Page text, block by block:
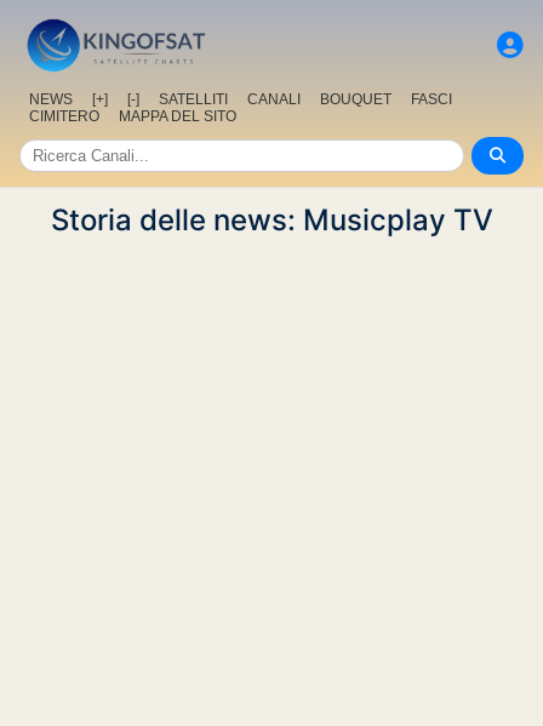
NEWS [+] [-] SATELLITI CANALI BOUQUET
FASCI
CIMITERO
MAPPA DEL SITO
Storia delle news: Musicplay TV